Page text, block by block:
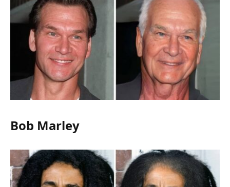
Bob Marley